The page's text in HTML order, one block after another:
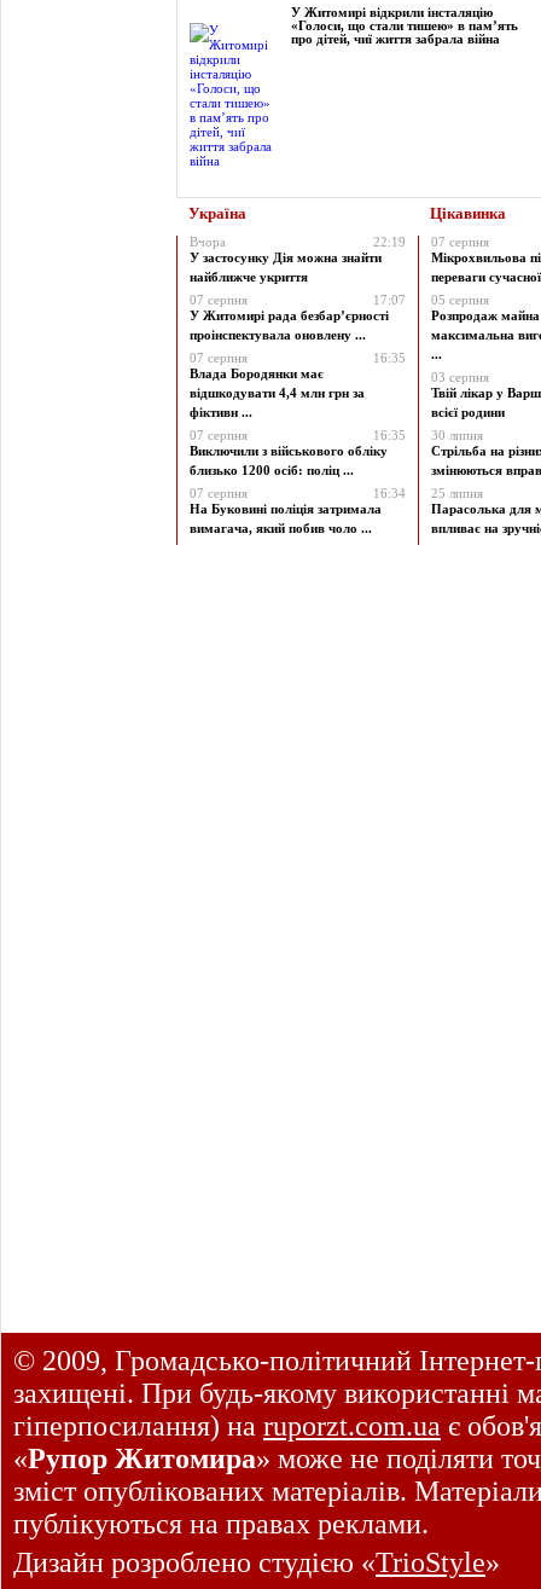
У Житомирі відкрили інсталяцію
«Голоси, що стали тишею» в пам’ять
про дітей, чиї життя забрала війна
Україна Цікавинка
Вчора
22:19
У застосунку Дія можна знайти
найближче укриття
07 серпня
17:07
У Житомирі рада безбар’єрності
проінспектувала оновлену ...
07 серпня
16:35
Влада Бородянки має
відшкодувати 4,4 млн грн за
фіктивн ...
07 серпня
16:35
Виключили з військового обліку
близько 1200 осіб: поліц ...
07 серпня
16:34
На Буковині поліція затримала
вимагача, який побив чоло ...
07 серпня
Мікрохвильова
переваги
05 серпня
Розпродаж майна
максимальна
...
03 серпня
Твій лікар у
всієї родини
30 липня
Стрільба на
змінюються
25 липня
Парасолька для
впливає на
© 2009, Громадсько-політичний
захищені. При будь-якому використанні
гіперпосилання) на ruporzt.com.ua є
«Рупор Житомира» може не поділяти
зміст опублікованих матеріалів.
публікуються на правах реклами.
Дизайн розроблено студією «TrioStyle»